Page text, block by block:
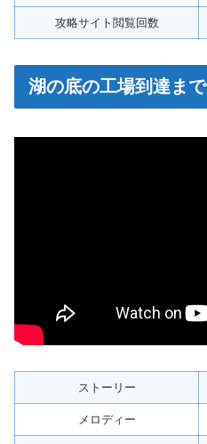
攻略サイト閲覧回数
湖の底の工場到達まで
ストーリー
メロディー